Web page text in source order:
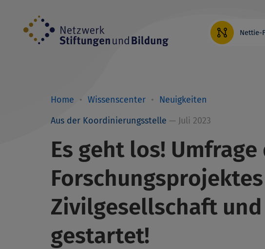
Inhalt
Nettie-
Home Wissenscenter
Neuigkeiten
Aus der Koordinierungsstelle — Juli 2023
Es geht los! Umfrage
Forschungsprojektes
Zivilgesellschaft
gestartet!